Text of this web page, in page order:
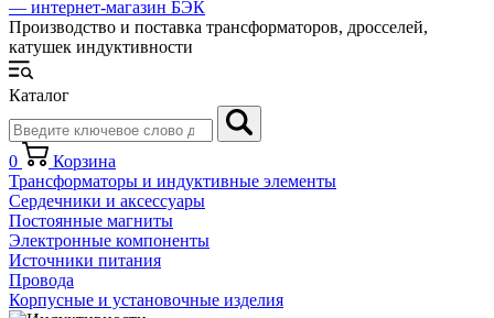
Производство и поставка трансформаторов, дросселей,
катушек индуктивности
Каталог
0
Корзина
Трансформаторы и индуктивные элементы
Сердечники и аксессуары
Постоянные магниты
Электронные компоненты
Источники питания
Провода
Корпусные и установочные изделия